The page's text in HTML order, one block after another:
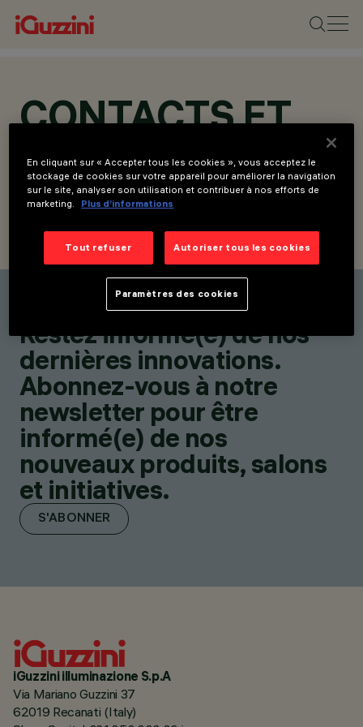
CONTACTS ET
ADRESSES
TROUVER UN CONTACT ENVOYER LA DEMANDE
Trouver un contact
Restez informé(e) de nos
dernières innovations.
Abonnez-vous à notre
newsletter pour être
informé(e) de nos
nouveaux produits, salons
et initiatives.
S'ABONNER
iGuzzini illuminazione S.p.A
Via Mariano Guzzini 37
62019 Recanati (Italy)
En cliquant sur « Accepter tous les cookies », vous acceptez le
stockage de cookies sur votre appareil pour améliorer la navigation
sur le site, analyser son utilisation et contribuer à nos efforts de
marketing.
Plus d’informations
Tout refuser Autoriser tous les cookies
Paramètres des cookies